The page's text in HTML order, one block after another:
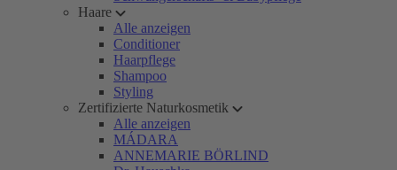
Haare
Alle anzeigen
Conditioner
Haarpflege
Shampoo
Styling
Zertifizierte Naturkosmetik
Alle anzeigen
MÁDARA
ANNEMARIE BÖRLIND